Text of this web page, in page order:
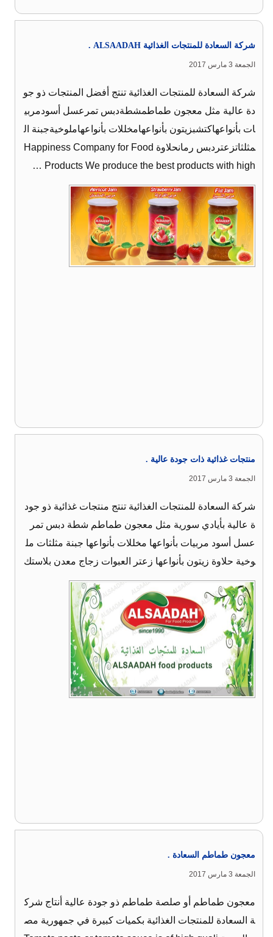
شركة السعادة للمنتجات الغذائية ALSAADAH .
الجمعة 3 مارس 2017
شركة السعادة للمنتجات الغذائية تنتج أفضل المنتجات ذو جو
دة عالية مثل معجون طماطمشطةدبس تمرعسل أسودمربي
ات بأنواعهاكتشبزيتون بأنواعهامخللات بأنواعهاملوخيةجبنة ال
مثلثاتزعتردبس رمانحلاوة Happiness Company for Food
Products We produce the best products with high …
منتجات غذائية ذات جودة عالية .
الجمعة 3 مارس 2017
شركة السعادة للمنتجات الغذائية تنتج منتجات غذائية ذو جود
ة عالية بأيادي سورية مثل معجون طماطم شطة دبس تمر
عسل أسود مربيات بأنواعها مخللات بأنواعها جبنة مثلثات مل
وخية حلاوة زيتون بأنواعها زعتر العبوات زجاج معدن بلاستك
معجون طماطم السعادة .
الجمعة 3 مارس 2017
معجون طماطم أو صلصة طماطم ذو جودة عالية أنتاج شرك
ة السعادة للمنتجات الغذائية بكميات كبيرة في جمهورية مص